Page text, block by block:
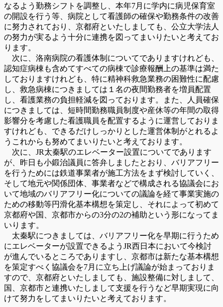
なるよう勤務シフトを調整し、本年7月に学内に病児保育室
の開設を行う等、病院として看護師の確保や勤務条件の改善
に努力されており、京都府といたしましても、公立大学法人
の努力が実るよう十分に連携を図ってまいりたいと考えてお
ります。
次に、洛南病院の看護体制についてでありますけれども、
認知症病棟も含めてすべての病棟で診療報酬上の基準は満た
しておりますけれども、特に精神科救急業務の困難性に配慮
し、救急病棟につきましては１名の夜間勤務者を増員配置
し、看護業務の負担軽減を図っております。また、人員確保
につきましては、短時間勤務職員制度や産休等の年間の取得
影響分を考慮した看護職員を配置するように運営しておりま
すけれども、できるだけしっかりとした運営体制がとれるよ
うこれからも努めてまいりたいと考えております。
次に、JR太秦駅のエレベーター設置についてであります
が、昨日も小鍛治議員に答弁しましたとおり、バリアフリー
を行うためには鉄道事業者が施工方法をまず検討していく、
そして地元や関係団体、事業者などで構成される協議会にお
いて地域のバリアフリー化についての議論を経て事業実施の
ための移動等円滑化基本構想を策定し、それによって初めて
京都府や国、京都市からの3分の2の補助という形になってま
いります。
太秦駅につきましては、バリアフリー化を早期に行うため
にエレベーターが設置できるようJR西日本において今検討
が進んでいるところでありますし、京都市は新たな基本構想
を策定すべく協議会を7月に立ち上げ議論が始まっておりま
すので、京都府といたしましても、施設整備に対しまして、
国、京都市と連携いたしまして支援を行うなど早期実現に向
けて努力をしてまいりたいと考えております。